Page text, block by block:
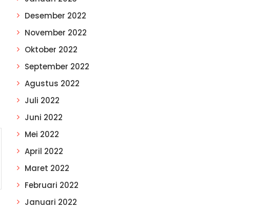
Desember 2022
November 2022
Oktober 2022
September 2022
Agustus 2022
Juli 2022
Juni 2022
Mei 2022
April 2022
Maret 2022
Februari 2022
Januari 2022